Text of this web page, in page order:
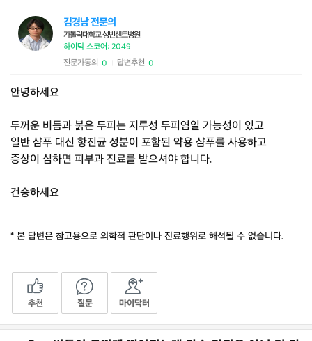
김경남 전문의
가톨릭대학교 성빈센트병원
하이닥 스코어: 2049
전문가동의 0 답변추천 0
안녕하세요
두꺼운 비듬과 붉은 두피는 지루성 두피염일 가능성이 있고
일반 샴푸 대신 항진균 성분이 포함된 약용 샴푸를 사용하고
증상이 심하면 피부과 진료를 받으셔야 합니다.
건승하세요
* 본 답변은 참고용으로 의학적 판단이나 진료행위로 해석될 수 없습니다.
추천 질문 마이닥터